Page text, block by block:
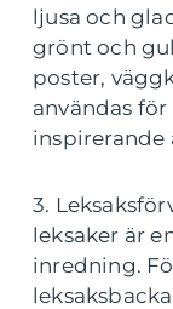
ljusa och
grönt och
poster,
användas
inspirerande
3.
leksaker är
inredning.